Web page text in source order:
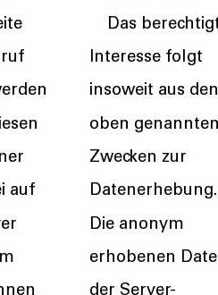
auf
Das
Interesse folgt
insoweit aus den
oben
Zwecken zur
Datenerhebung.
Die anonym
erhobenen
der Server-